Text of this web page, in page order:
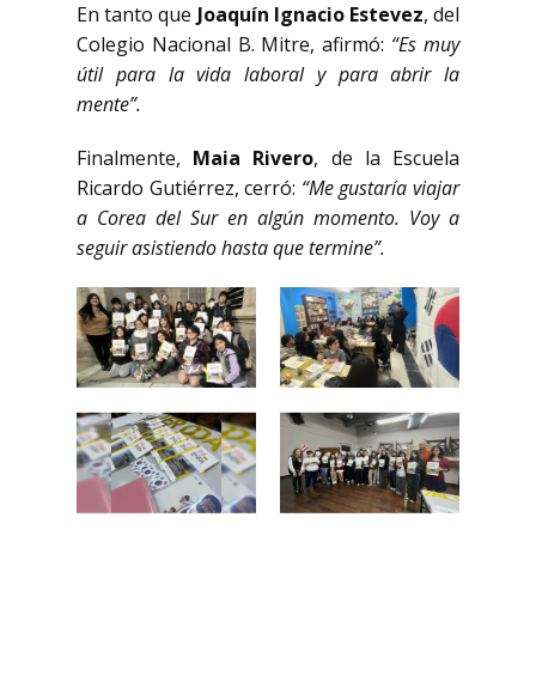
En tanto que Joaquín Ignacio Estevez, del
Colegio Nacional B. Mitre, afirmó: “Es muy
útil para la vida laboral y para abrir la
mente”.
Finalmente, Maia Rivero, de la Escuela
Ricardo Gutiérrez, cerró: “Me gustaría viajar
a Corea del Sur en algún momento. Voy a
seguir asistiendo hasta que termine”.